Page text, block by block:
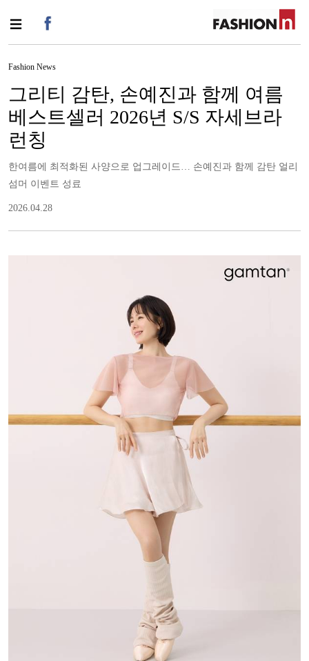
Fashion News
그리티 감탄, 손예진과 함께 여름
베스트셀러 2026년 S/S 자세브라
런칭
한여름에 최적화된 사양으로 업그레이드… 손예진과 함께 감탄 얼리
섬머 이벤트 성료
2026.04.28